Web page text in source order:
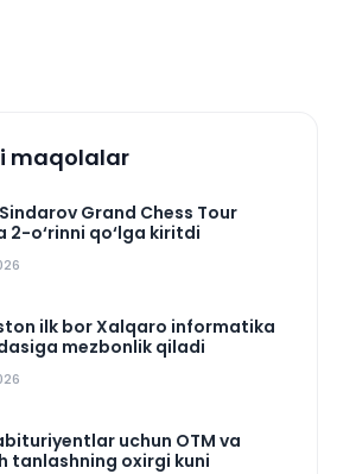
maqolalar
Grand Chess Tour
2-o‘rinni qo‘lga kiritdi
ilk bor Xalqaro informatika
mezbonlik qiladi
uchun OTM va
tanlashning oxirgi kuni